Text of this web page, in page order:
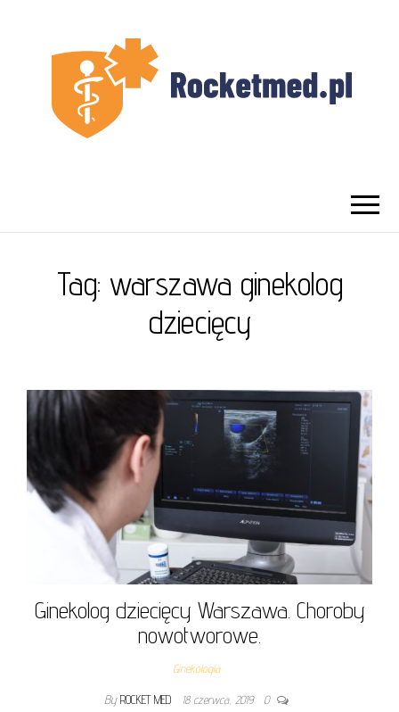
WARSZAWA
Tag: warszawa ginekolog
dziecięcy
Ginekolog dziecięcy Warszawa. Choroby
nowotworowe.
Ginekologia
By ROCKET MED 18 czerwca, 2019 0